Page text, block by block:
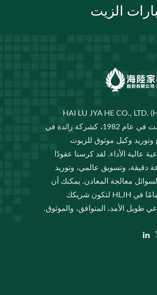
الزيت
HAI LU JYA HE CO., LTD.
تأسست في عام 1982، كشركة رائدة في
وتوريد وكيل موثوق للزيوت
عالية الأداء. لقد كرسنا عقودًا
دقيقة، وتسويق عالمي، وتوريد
B2B لسوائل معالجة المعادن. يمكنك أن
تثق تمامًا في HLJH لتكون شريكك
طويل الأمد، المتوافق، والموثوق.